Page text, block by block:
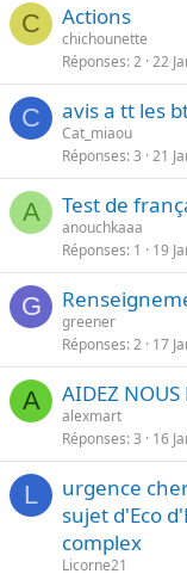
C Actions
chichounette
Réponses 2 22
C avis a tt les
Cat_miaou
Réponses 3 21
A Test de
anouchkaaa
Réponses 1 19
G
greener
Réponses 2 17
A AIDEZ NOUS
alexmart
Réponses 3 16
L
urgence
sujet d'Eco
complex
Licorne21